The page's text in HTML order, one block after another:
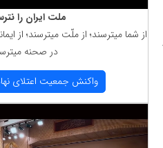
ملت ایران را
از شما میترسند؛ از ملّت میترسند؛ از
در صحنه
واكنش جمعیت اعتلای